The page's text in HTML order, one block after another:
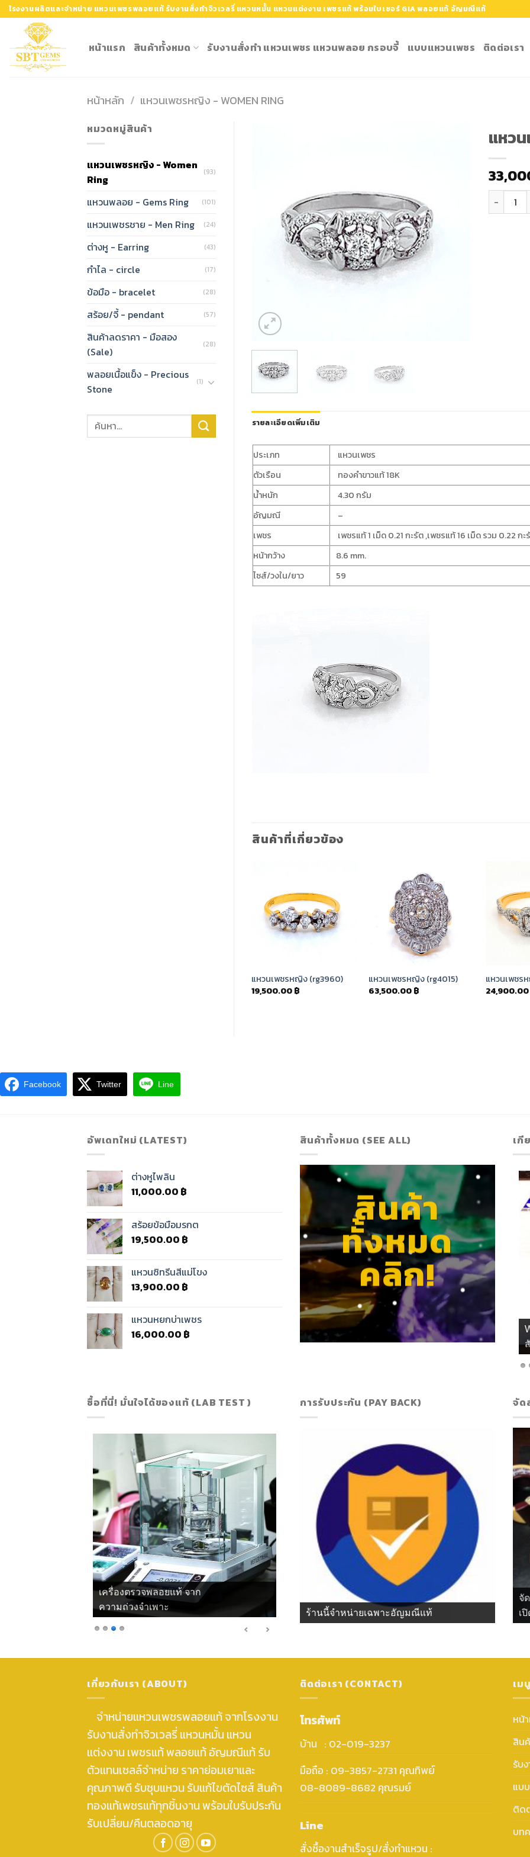
Skip
to
content
โรงงานผลิตและจำหน่าย แหวนเพชรพลอยแท้ รับงานสั่งทำจิวเวลรี่ แหวนหมั้น แหวนแต่งงาน เพชรแท้ พร้อมใบเซอร์ GIA พลอยแท้ อัญมณีแท้
หน้าแรก สินค้าทั้งหมด รับงานสั่งทำ แหวนเพชร แหวนพลอย กรอบจี้ แบบแหวนเพชร ติดต่อเรา
หน้าหลัก / แหวนเพชรหญิง - WOMEN RING
หมวดหมู่สินค้า
แหวนเพชรหญิง - Women
Ring
(93)
แหวนพลอย - Gems Ring (101)
แหวนเพชรชาย - Men Ring (24)
ต่างหู - Earring (43)
กำไล - circle (17)
ข้อมือ - bracelet (28)
สร้อย/จี้ - pendant (57)
สินค้าลดราคา - มือสอง
(Sale)
(28)
พลอยเนื้อแข็ง - Precious
Stone
(1)
แหว
จำนวน แ
รายละเอียดเพิ่มเติม
ประเภท
แหวนเพชร
ตัวเรือน
ทองคำขาวแท้ 18K
น้ำหนัก
4.30 กรัม
อัญมณี
–
เพชร
เพชรแท้ 1 เม็ด 0.21 กะรัต ,เพชรแท้ 16 เม็ด รวม 0.22 ก
หน้ากว้าง
8.6 mm.
ไซส์/วงใน/ยาว
59
สินค้าที่เกี่ยวข้อง
Add to
Wishlist
แหวนเพชรหญิง (rg3960)
19,500.00฿
Add to
Wishlist
แหวนเพชรหญิง (rg4015)
63,500.00฿
แหวนเพชร
24,900.00
Facebook Twitter Line
อัพเดทใหม่ (LATEST)
ต่างหูไพลิน
11,000.00 ฿
สร้อยข้อมือมรกต
19,500.00 ฿
แหวนซิทรีนสีแม่โขง
13,900.00 ฿
แหวนหยกบ่าเพชร
16,000.00 ฿
สินค้าทั้งหมด (SEE ALL)
สินค้า
ทั้งหมด
คลิก!
เกี
ซื้อที่นี่! มั่นใจได้ของแท้ (LAB TEST )
เครื่องตรวจพลอยแท้ จากแสงโพลาไรซ์
การรับประกัน (PAY BACK)
ร้านนี้จำหน่ายเฉพาะอัญมณีแท้
จัด
จั
เ
เกี่ยวกับเรา (ABOUT)
จำหน่ายแหวนเพชรพลอยแท้ จากโรงงาน
รับงานสั่งทำจิวเวลรี่ แหวนหมั้น แหวน
แต่งงาน เพชรแท้ พลอยแท้ อัญมณีแท้ รับ
ตัวแทนเซลล์จำหน่าย ราคาย่อมเยาและ
คุณภาพดี รับชุบแหวน รับแก้ไขตัดไซส์ สินค้า
ทองแท้เพชรแท้ทุกชิ้นงาน พร้อมใบรับประกัน
รับเปลี่ยน/คืนตลอดอายุ
ติดต่อเรา (CONTACT)
โทรศัพท์
บ้าน : 02-019-3237
มือถือ : 09-3857-2731 คุณทิพย์
08-8089-8682 คุณรมย์
Line
สั่งซื้องานสำเร็จรูป/สั่งทำแหวน :
เม
หน้
สิน
รับ
แบ
ติด
บท